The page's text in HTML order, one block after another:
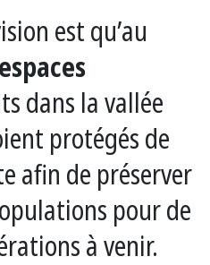
est qu’au
dans la vallée
protégés de
afin de préserver
pour de
à venir.